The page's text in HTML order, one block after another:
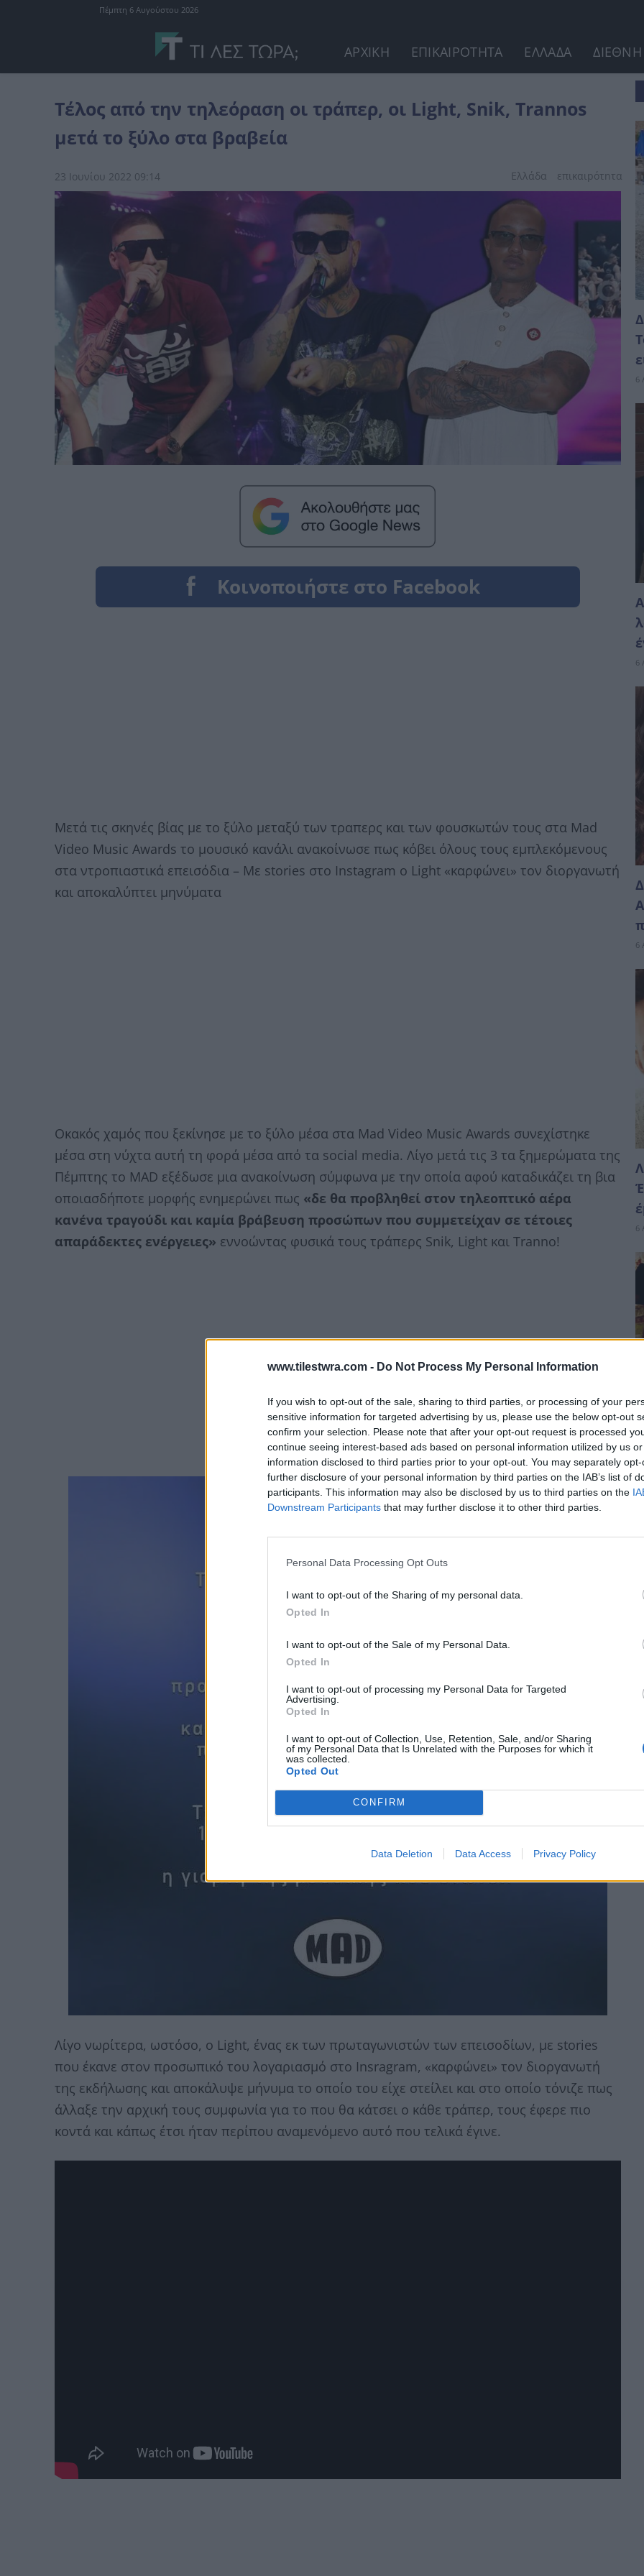
www.tilestwra.com - Do Not Process My Personal Information
If you wish to opt-out of the sale, sharing to third parties, or processing of your
sensitive information for targeted advertising by us, please use the below opt-out
confirm your selection. Please note that after your opt-out request is processed
continue seeing interest-based ads based on personal information utilized by us
information disclosed to third parties prior to your opt-out. You may separately
further disclosure of your personal information by third parties on the IAB’s list of
participants. This information may also be disclosed by us to third parties on the
Downstream Participants that may further disclose it to other third parties.
Personal Data Processing Opt Outs
I want to opt-out of the Sharing of my personal data.
Opted In
I want to opt-out of the Sale of my Personal Data.
Opted In
I want to opt-out of processing my Personal Data for Targeted
Advertising.
Opted In
I want to opt-out of Collection, Use, Retention, Sale, and/or Sharing
of my Personal Data that Is Unrelated with the Purposes for which it
was collected.
Opted Out
CONFIRM
Data Deletion Data Access Privacy Policy
Πέμπτη 6 Αυγούστου 2026
ΑΡΧΙΚΗ ΕΠΙΚΑΙΡΟΤΗΤΑ ΕΛΛΑΔΑ ΔΙΕΘΝΗ
Τέλος από την τηλεόραση οι τράπερ, οι Light, Snik, Trannos
μετά το ξύλο στα βραβεία
23 Ιουνίου 2022 09:14 Ελλάδα επικαιpότnτα
Μετά τις σκηνές βίας με το ξύλο μεταξύ των τραπερς και των φουσκωτών τους στα Mad
Video Music Awards το μουσικό κανάλι ανακοίνωσε πως κόβει όλους τους εμπλεκόμενους
στα ντροπιαστικά επεισόδια – Mε stories στο Instagram o Light «καρφώνει» τον διοργανωτή
και αποκαλύπτει μηνύματα
Οκακός χαμός που ξεκίνησε με το ξύλο μέσα στα Mad Video Music Awards συνεχίστηκε
μέσα στη νύχτα αυτή τη φορά μέσα από τα social media. Λίγο μετά τις 3 τα ξημερώματα της
Πέμπτης το MAD εξέδωσε μια ανακοίνωση σύμφωνα με την οποία αφού καταδικάζει τη βια
οποιασδήποτε μορφής ενημερώνει πως «δε θα προβληθεί στον τηλεοπτικό αέρα
κανένα τραγούδι και καμία βράβευση προσώπων που συμμετείχαν σε τέτοιες
απαράδεκτες ενέργειες» εννοώντας φυσικά τους τράπερς Snik, Light και Tranno!
Λίγο νωρίτερα, ωστόσο, ο Light, ένας εκ των πρωταγωνιστών των επεισοδίων, με stories
που έκανε στον προσωπικό του λογαριασμό στο Insragram, «καρφώνει» τον διοργανωτή
της εκδήλωσης και αποκάλυψε μήνυμα το οποίο του είχε στείλει και στο οποίο τόνιζε πως
άλλαξε την αρχική τους συμφωνία για το που θα κάτσει ο κάθε τράπερ, τους έφερε πιο
κοντά και κάπως έτσι ήταν περίπου αναμενόμενο αυτό που τελικά έγινε.
6
6
6
6